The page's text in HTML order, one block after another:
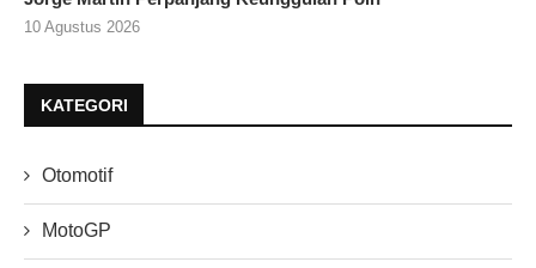
10 Agustus 2026
KATEGORI
Otomotif
MotoGP